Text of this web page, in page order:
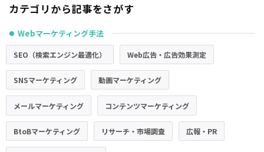
カテゴリから記事をさがす
● Webマーケティング手法
SEO（検索エンジン最適化） Web広告・広告効果測定
SNSマーケティング 動画マーケティング
メールマーケティング コンテンツマーケティング
BtoBマーケティング リサーチ・市場調査 広報・PR